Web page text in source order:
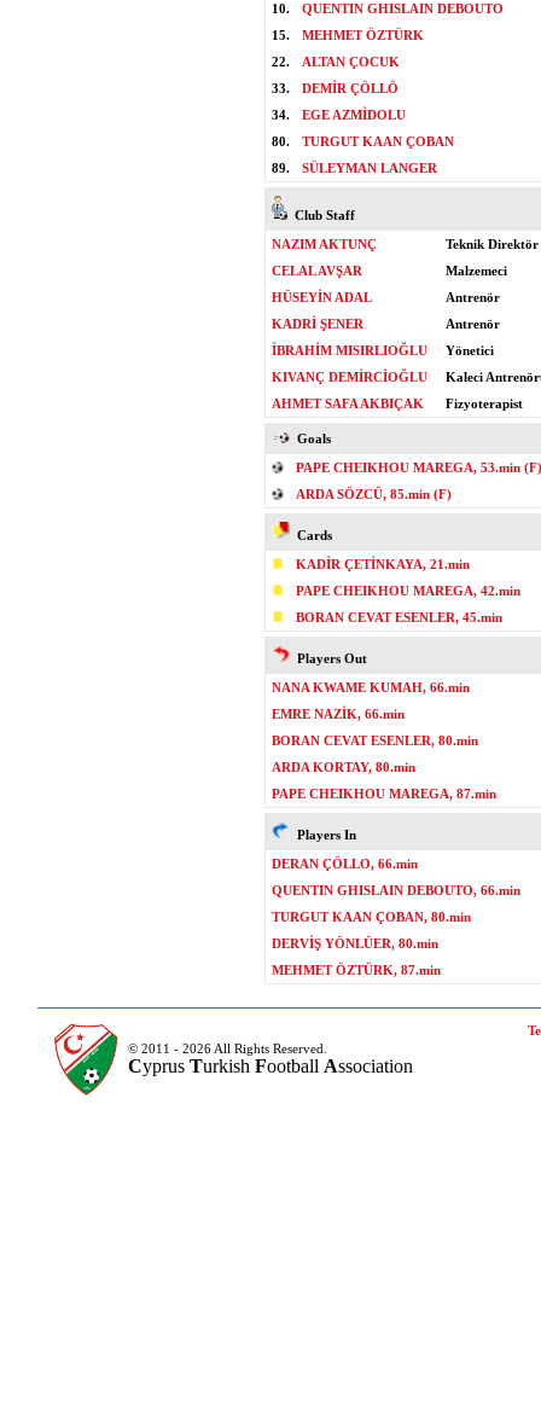
10.
QUENTIN GHISLAIN DEBOUTO
15.
MEHMET ÖZTÜRK
22.
ALTAN ÇOCUK
33.
DEMİR ÇÖLLÖ
34.
EGE AZMİDOLU
80.
TURGUT KAAN ÇOBAN
89.
SÜLEYMAN LANGER
Club Staff
NAZIM AKTUNÇ
Teknik Direktör
CELAL AVŞAR
Malzemeci
HÜSEYİN ADAL
Antrenör
KADRİ ŞENER
Antrenör
İBRAHİM MISIRLIOĞLU
Yönetici
KIVANÇ DEMİRCİOĞLU
Kaleci
AHMET SAFA AKBIÇAK
Fizyoterapist
Goals
PAPE CHEIKHOU MAREGA, 53.min (F)
ARDA SÖZCÜ, 85.min (F)
Cards
KADİR ÇETİNKAYA, 21.min
PAPE CHEIKHOU MAREGA, 42.min
BORAN CEVAT ESENLER, 45.min
Players Out
NANA KWAME KUMAH, 66.min
EMRE NAZİK, 66.min
BORAN CEVAT ESENLER, 80.min
ARDA KORTAY, 80.min
PAPE CHEIKHOU MAREGA, 87.min
Players In
DERAN ÇÖLLO, 66.min
QUENTIN GHISLAIN DEBOUTO, 66.min
TURGUT KAAN ÇOBAN, 80.min
DERVİŞ YÖNLÜER, 80.min
MEHMET ÖZTÜRK, 87.min
© 2011 - 2026 All Rights Reserved.
Cyprus Turkish Football Association